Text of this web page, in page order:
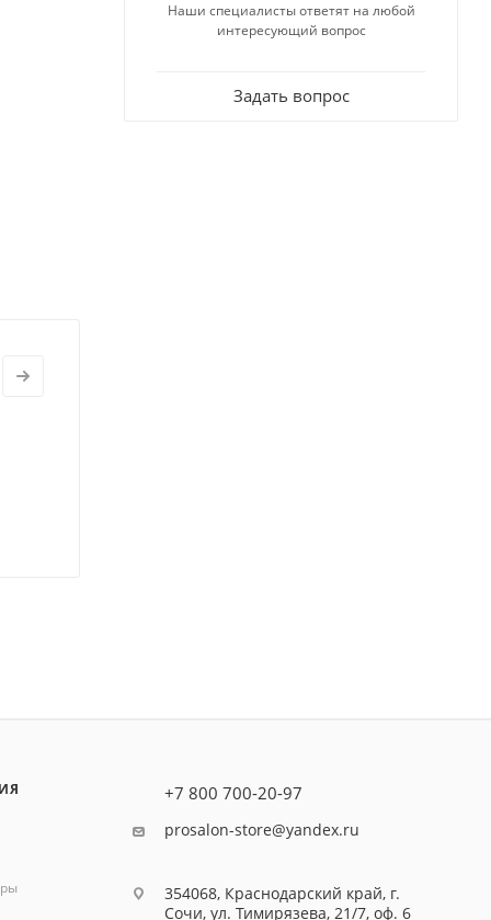
Наши специалисты ответят на любой
интересующий вопрос
Задать вопрос
+7 800 700-20-97
prosalon-store@yandex.ru
354068, Краснодарский край, г.
Сочи, ул. Тимирязева, 21/7, оф. 6